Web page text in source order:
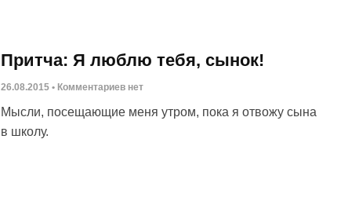
Притча: Я люблю тебя, сынок!
26.08.2015 Комментариев нет
Мысли, посещающие меня утром, пока я отвожу сына
в школу.